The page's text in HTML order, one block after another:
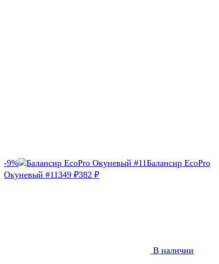
-9%
Балансир EcoPro
Окуневый #11349 ₽382 ₽
В наличии